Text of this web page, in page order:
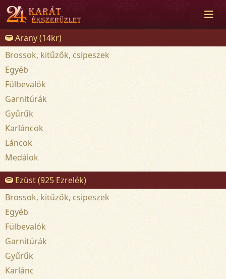
Arany (14kr)
Brossok, kitűzők, csipeszek
Egyéb
Fülbevalók
Garnitúrák
Gyűrűk
Karláncok
Láncok
Medálok
Ezüst (925 Ezrelék)
Brossok, kitűzők, csipeszek
Egyéb
Fülbevalók
Garnitúrák
Gyűrűk
Karlánc